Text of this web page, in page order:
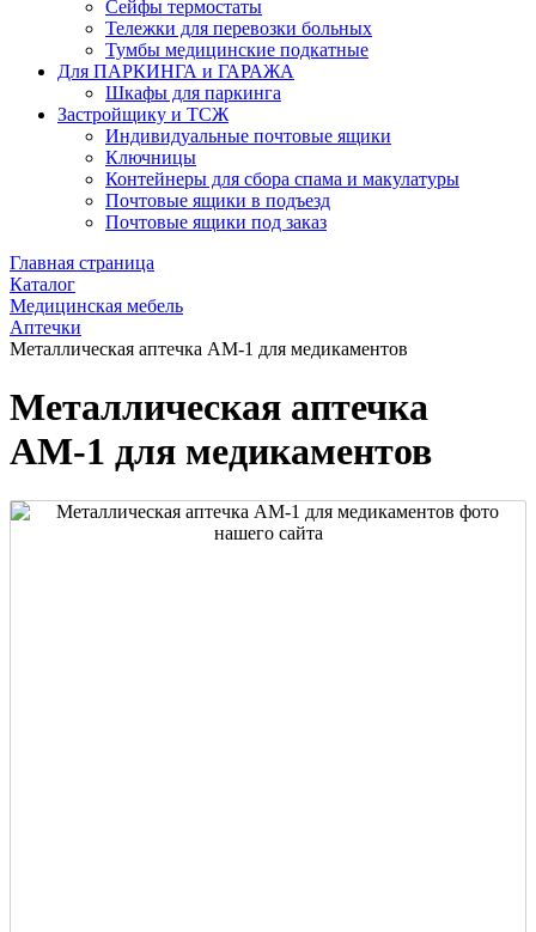
Сейфы термостаты
Тележки для перевозки больных
Тумбы медицинские подкатные
Для ПАРКИНГА и ГАРАЖА
Шкафы для паркинга
Застройщику и ТСЖ
Индивидуальные почтовые ящики
Ключницы
Контейнеры для сбора спама и макулатуры
Почтовые ящики в подъезд
Почтовые ящики под заказ
Главная страница
Каталог
Медицинская мебель
Аптечки
Металлическая аптечка АМ-1 для медикаментов
Металлическая аптечка
АМ-1 для медикаментов